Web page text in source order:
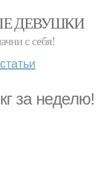
ДЕВУШКИ
с себя!
статьи
за неделю!